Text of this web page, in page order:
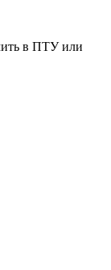
в ПТУ или